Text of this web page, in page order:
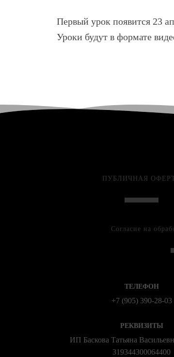
Первый урок появится 23
Уроки будут в формате
ПУБЛИЧНАЯ
Согласие на
ТЕЛЕФОН
+7 (905) 390-28-03
РЕКВИЗИТЫ
ИП Баскова Татьяна
319344300064400